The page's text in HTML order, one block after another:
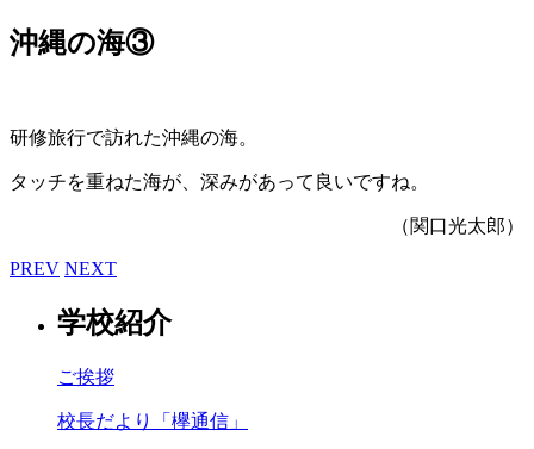
沖縄の海③
研修旅行で訪れた沖縄の海。
タッチを重ねた海が、深みがあって良いですね。
（関口光太郎）
PREV NEXT
学校紹介
ご挨拶
校長だより「欅通信」